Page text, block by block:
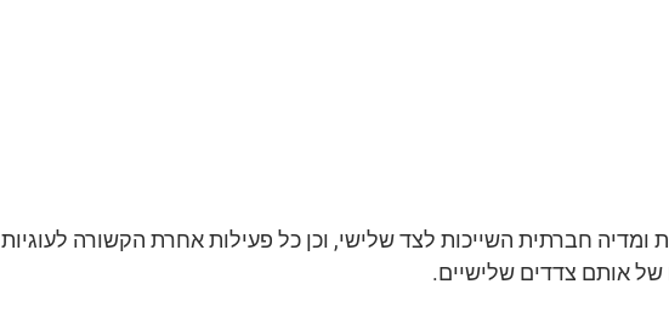
חברתית השייכות לצד שלישי, וכן כל פעילות אחרת הקשורה לעוגיות
של אותם צדדים שלישיים.